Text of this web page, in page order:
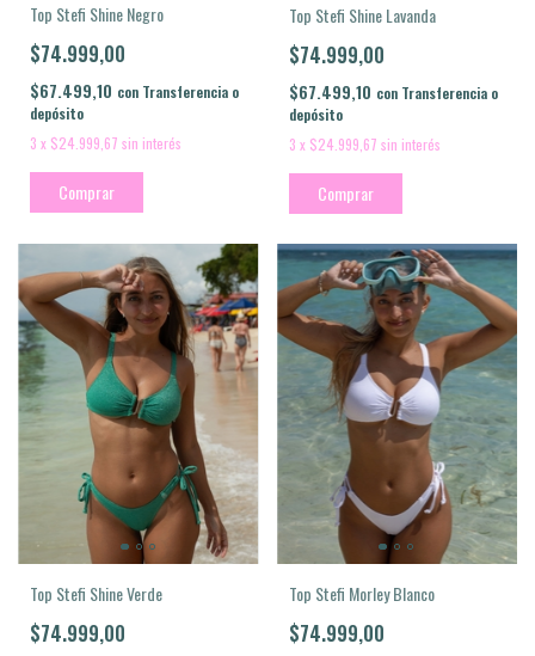
Top Stefi Shine Negro
$74.999,00
$67.499,10 con Transferencia o
depósito
3 x $24.999,67 sin interés
Comprar
Top Stefi Shine Lavanda
$74.999,00
$67.499,10 con Transferencia o
depósito
3 x $24.999,67 sin interés
Comprar
Top Stefi Shine Verde
$74.999,00
Top Stefi Morley Blanco
$74.999,00